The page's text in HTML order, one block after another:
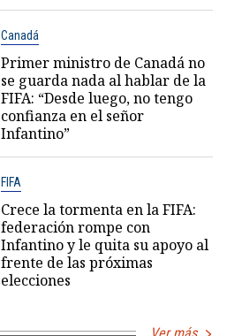
Canadá
Primer ministro de Canadá no
se guarda nada al hablar de la
FIFA: “Desde luego, no tengo
confianza en el señor
Infantino”
FIFA
Crece la tormenta en la FIFA:
federación rompe con
Infantino y le quita su apoyo al
frente de las próximas
elecciones